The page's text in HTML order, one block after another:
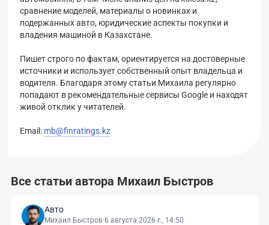
сравнение моделей, материалы о новинках и
подержанных авто, юридические аспекты покупки и
владения машиной в Казахстане.
Пишет строго по фактам, ориентируется на достоверные
источники и использует собственный опыт владельца и
водителя. Благодаря этому статьи Михаила регулярно
попадают в рекомендательные сервисы Google и находят
живой отклик у читателей.
Email: mb@finratings.kz
Все статьи автора Михаил Быстров
Авто
Михаил Быстров·6 августа 2026 г., 14:50